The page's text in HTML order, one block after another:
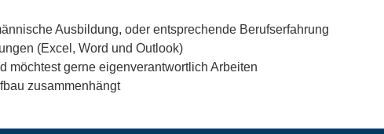
Ausbildung, oder entsprechende Berufserfahrung
(Excel, Word und Outlook)
möchtest gerne eigenverantwortlich Arbeiten
zusammenhängt